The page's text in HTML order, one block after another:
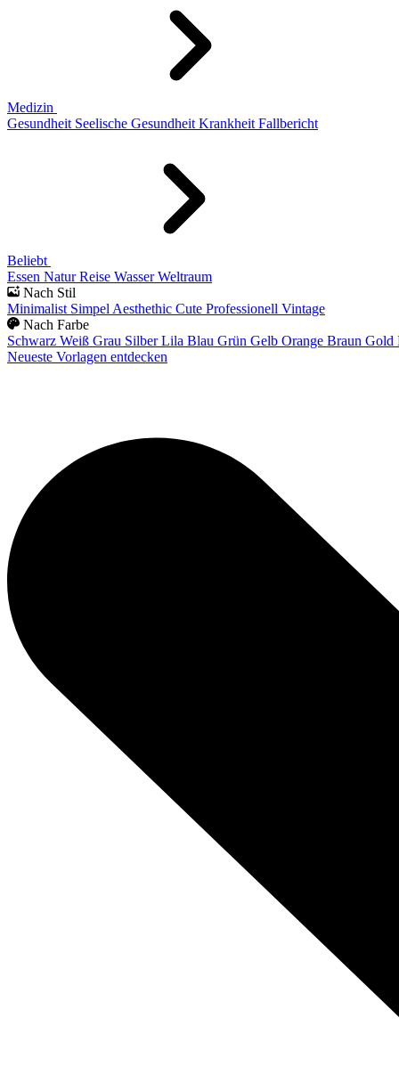
Medizin
Gesundheit Seelische Gesundheit Krankheit Fallbericht
Beliebt
Essen Natur Reise Wasser Weltraum
Nach Stil
Minimalist Simpel Aesthethic Cute Professionell Vintage
Nach Farbe
Schwarz Weiß Grau Silber Lila Blau Grün Gelb Orange Braun Gold
Neueste Vorlagen entdecken